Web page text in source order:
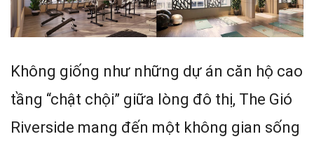
Không giống như những dự án căn hộ cao
tầng “chật chội” giữa lòng đô thị, The Gió
Riverside mang đến một không gian sống